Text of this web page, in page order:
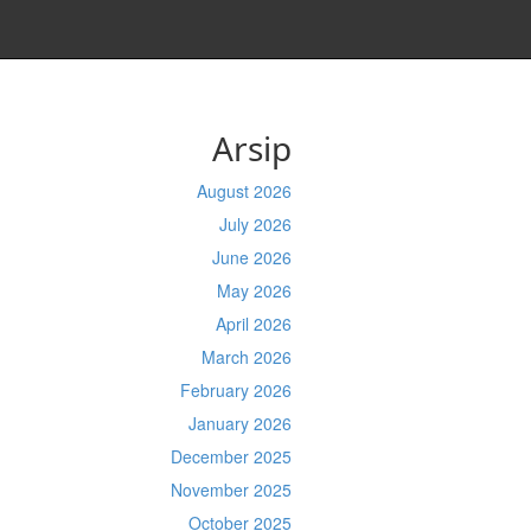
Arsip
August 2026
July 2026
June 2026
May 2026
April 2026
March 2026
February 2026
January 2026
December 2025
November 2025
October 2025